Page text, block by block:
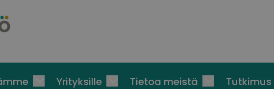
Yrityksille Tietoa meistä Tutkimus